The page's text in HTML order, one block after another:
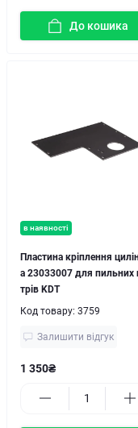
До кошика
в наявності
Пластина кріплення
а 23033007 для пильних
трів KDT
Код товару: 3759
Залишити відгук
1 350₴